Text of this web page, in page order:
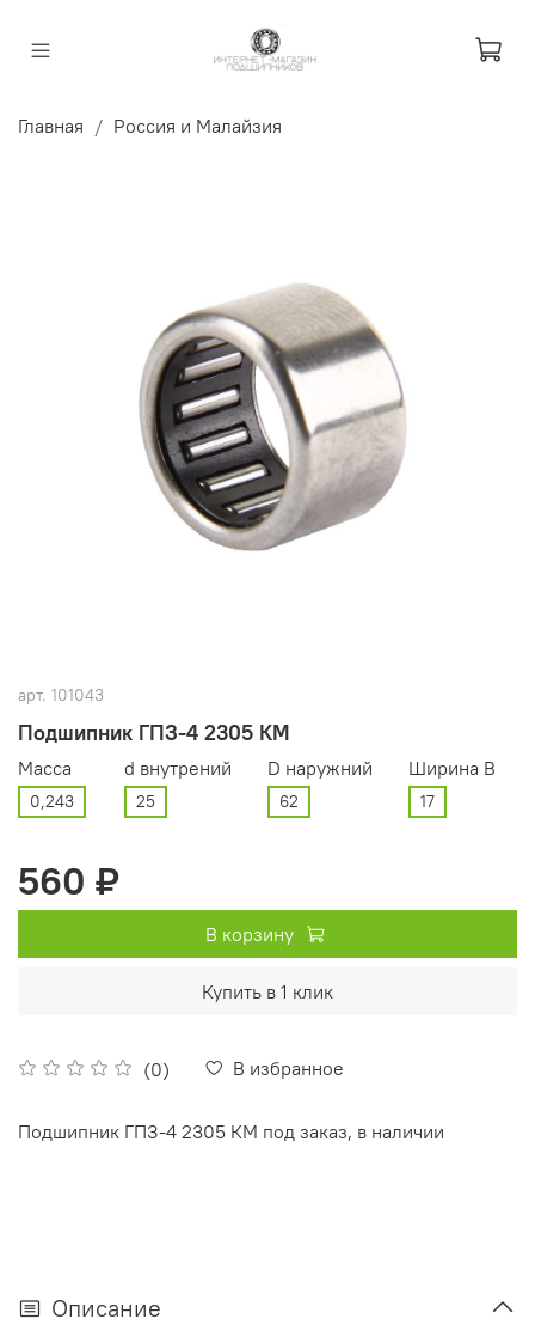
Главная Россия и Малайзия
арт. 101043
Подшипник ГПЗ-4 2305 КМ
(0) В избранное
Масса
0,243
d внутрений
25
D наружний
62
Ширина В
17
560 ₽
В корзину
Купить в 1 клик
Подшипник ГПЗ-4 2305 КМ под заказ, в наличии
Описание